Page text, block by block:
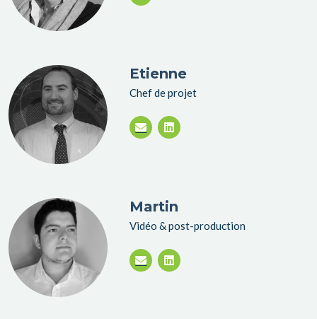
Etienne
Chef de projet
Martin
Vidéo & post-production